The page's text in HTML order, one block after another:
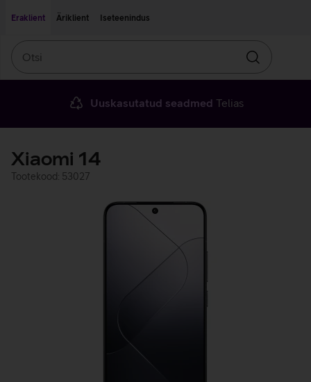
Eraklient
Äriklient Iseteenindus
Otsin
Uuskasutatud seadmed Telias
Xiaomi 14
Tootekood: 53027